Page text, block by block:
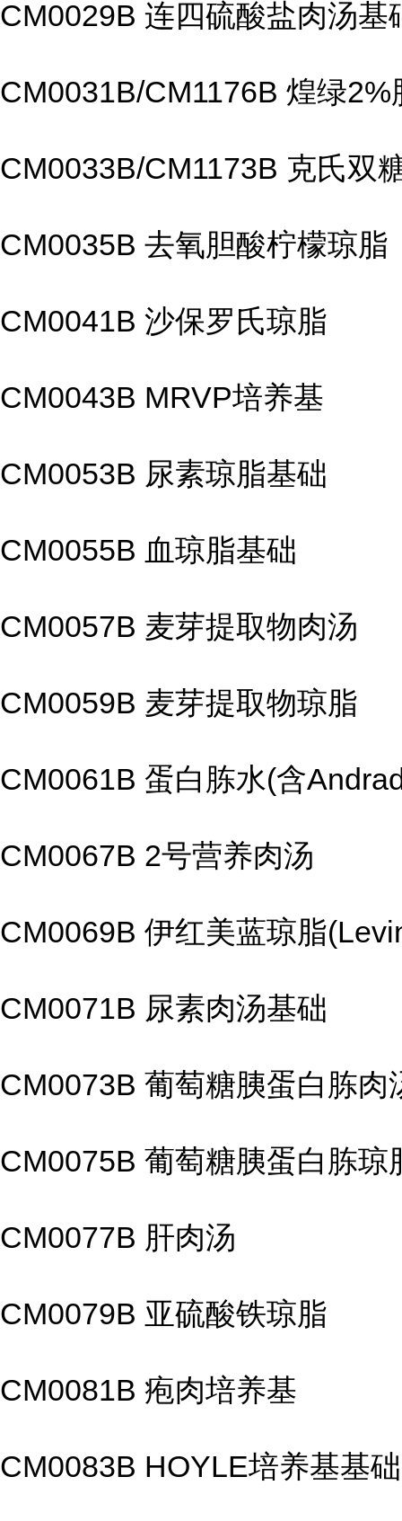
CM0029B 连四硫酸盐肉汤基
CM0031B/CM1176B 煌绿2%
CM0033B/CM1173B 克氏双
CM0035B 去氧胆酸柠檬琼脂
CM0041B 沙保罗氏琼脂
CM0043B MRVP培养基
CM0053B 尿素琼脂基础
CM0055B 血琼脂基础
CM0057B 麦芽提取物肉汤
CM0059B 麦芽提取物琼脂
CM0061B 蛋白胨水(含
CM0067B 2号营养肉汤
CM0069B 伊红美蓝琼脂
CM0071B 尿素肉汤基础
CM0073B 葡萄糖胰蛋白胨肉
CM0075B 葡萄糖胰蛋白胨琼
CM0077B 肝肉汤
CM0079B 亚硫酸铁琼脂
CM0081B 疱肉培养基
CM0083B HOYLE培养基基础